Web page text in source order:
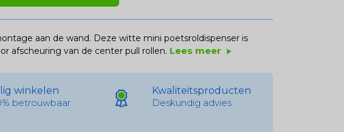
aan de wand. Deze witte mini poetsroldispenser is
afscheuring van de center pull rollen. Lees meer play_arrow
winkelen
betrouwbaar
Kwaliteitsproducten
Deskundig advies